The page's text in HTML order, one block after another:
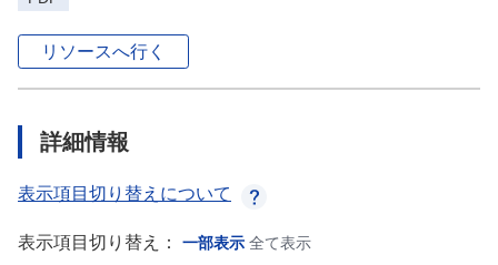
リソースへ行く
詳細情報
表示項目切り替えについて
表示項目切り替え： 一部表示 全て表示